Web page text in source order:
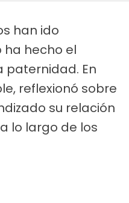
han ido
hecho el
paternidad. En
reflexionó sobre
su relación
lo largo de los